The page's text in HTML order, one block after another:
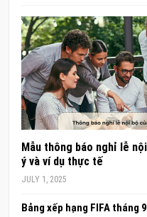
Mẫu thông báo nghỉ lễ
ý và ví dụ thực tế
JULY 1, 2025
Bảng xếp hạng FIFA